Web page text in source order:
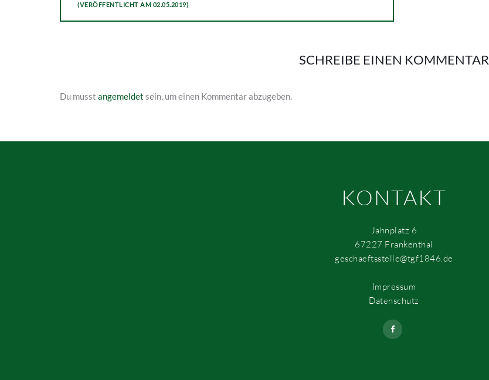
(VERÖFFENTLICHT AM 02.05.2019)
SCHREIBE EINEN KOMMENTAR
Du musst angemeldet sein, um einen Kommentar abzugeben.
KONTAKT
Jahnplatz 6
67227 Frankenthal
geschaeftsstelle@tgf1846.de
Impressum
Datenschutz